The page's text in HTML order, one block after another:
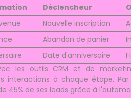
Déclencheur
Nouvelle inscription
Abandon de panier
Date d'anniversaire
les outils CRM et de
interactions à chaque étape.
45% de ses leads grâce à